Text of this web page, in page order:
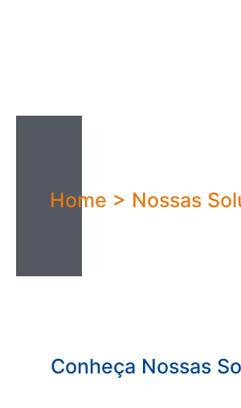
Home > Nossas
Conheça Nossas